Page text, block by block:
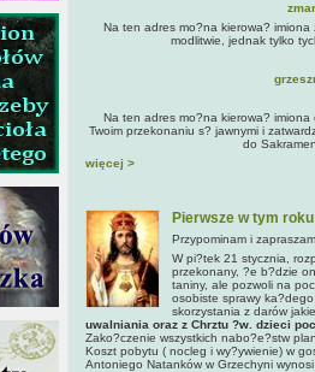
Na ten adres mo?na kierowa?
modlitwie, jednak tylko
Na ten adres mo?na kierowa?
Twoim przekonaniu s? jawnymi i
do
więcej >
Pierwsze w tym
Przypominam i
W pi?tek 21 stycznia,
przekonany, ?e b?dzie
taniny, ale pozwoli na
osobiste sprawy
skorzystania z darów
uwalniania oraz z Chrztu ?w. dzieci
Zako?czenie wszystkich nabo?e?stw
Koszt pobytu ( nocleg i wy?ywienie) w
Antoniego Natanków w Grzechyni